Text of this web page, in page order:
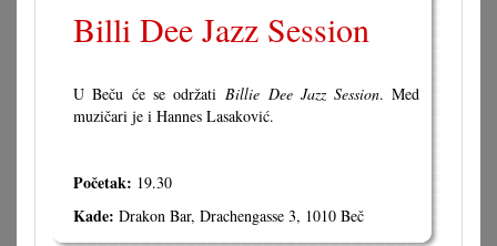
Billi Dee Jazz Session
U Beču će se održatiBillie Dee Jazz Session. Med
muzičari je i Hannes Lasaković.
Početak: 19.30
Kade: Drakon Bar, Drachengasse 3, 1010 Beč